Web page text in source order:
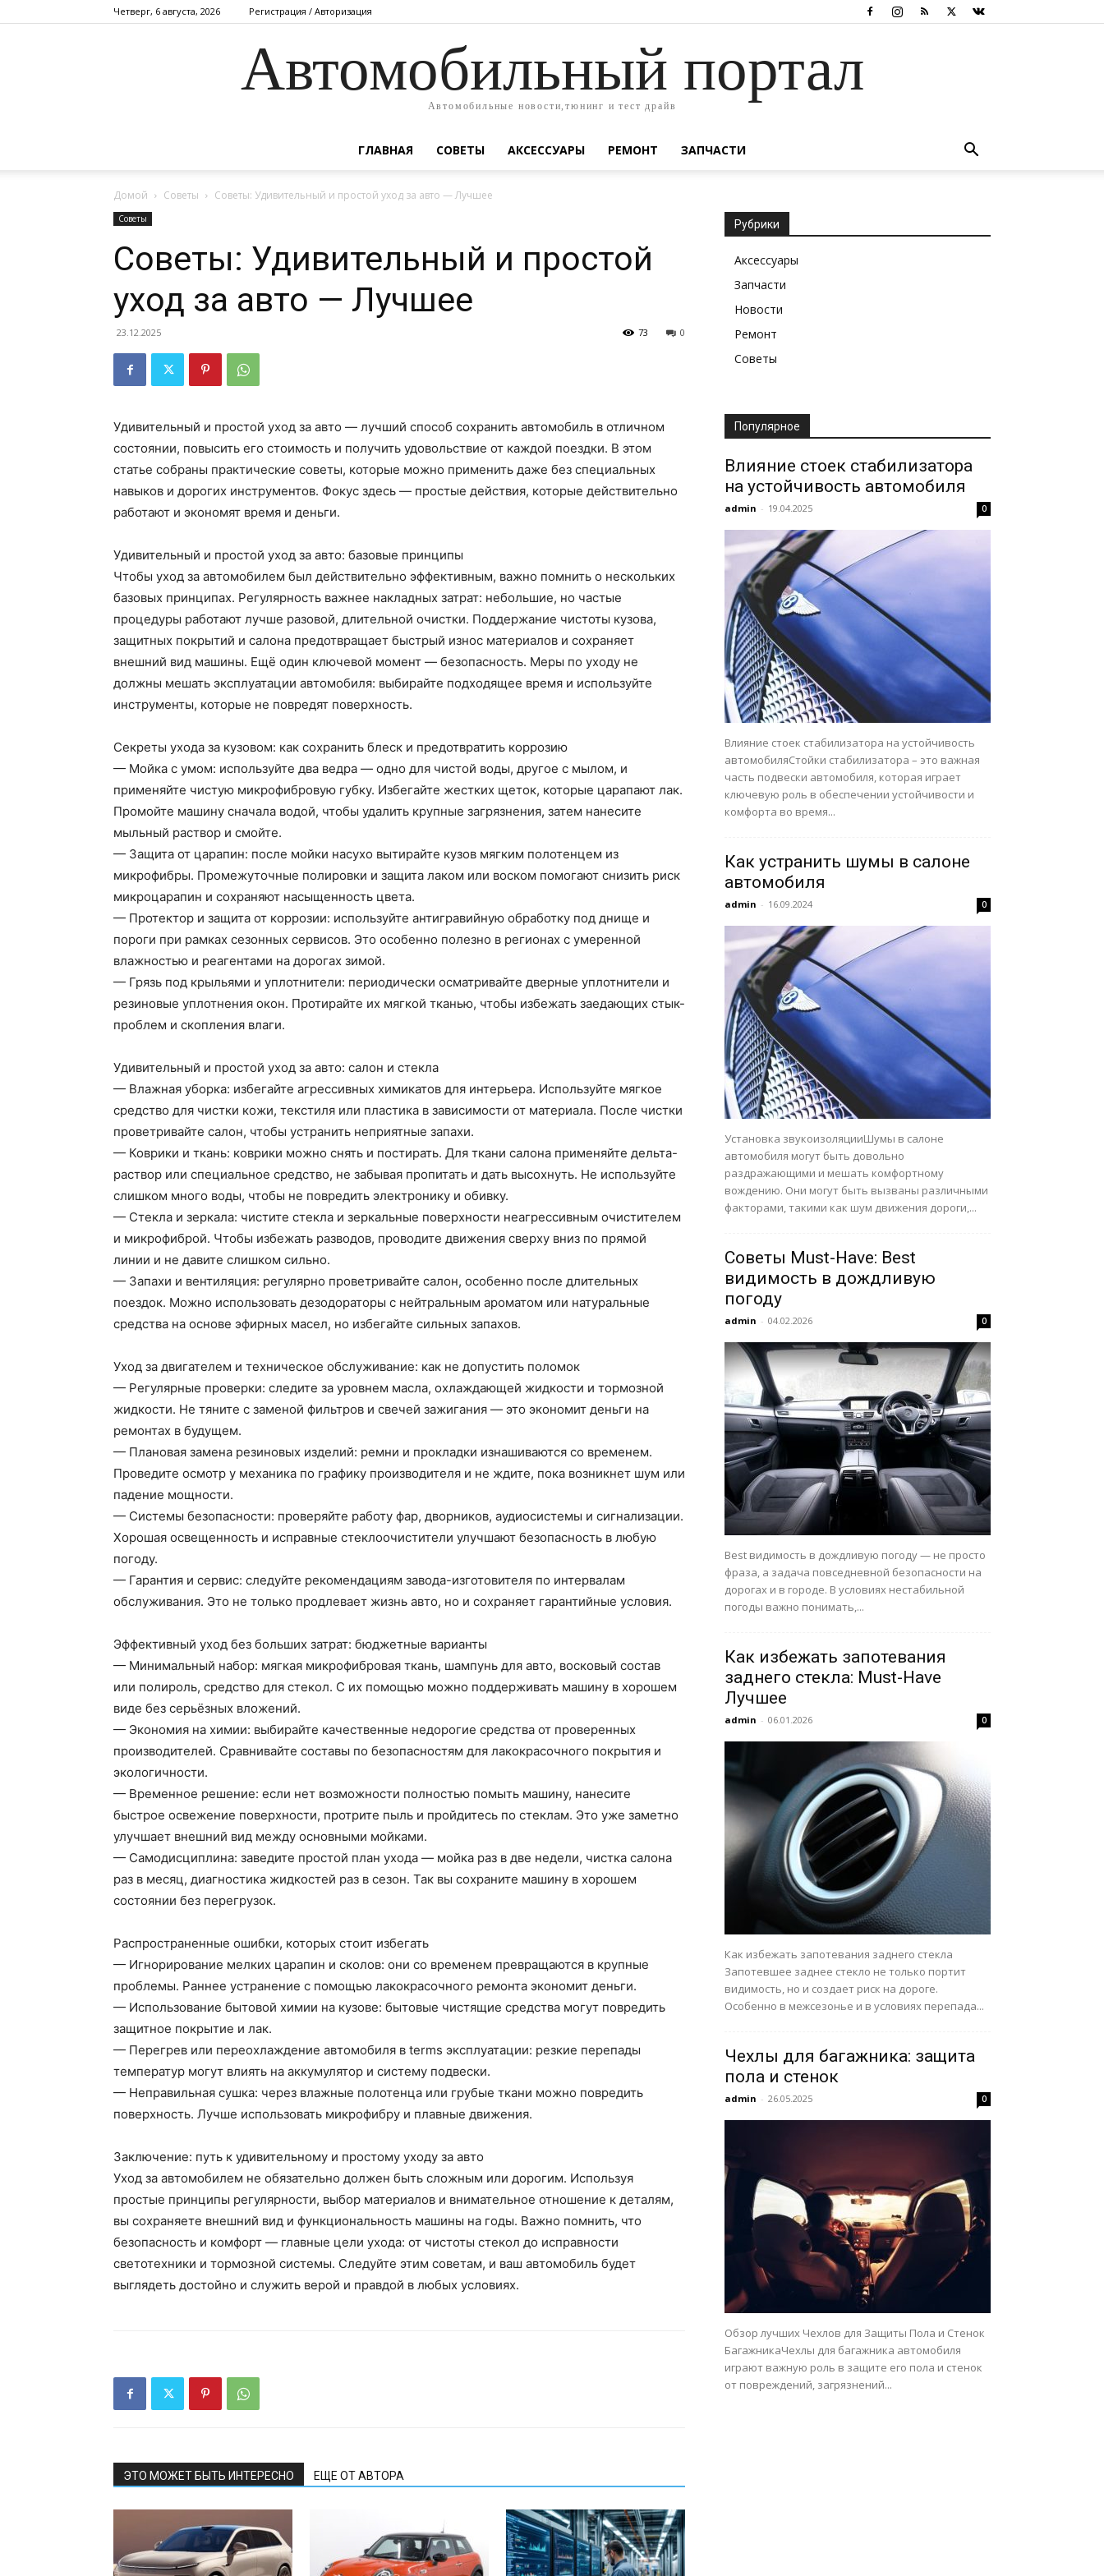
Четверг, 6 августа, 2026 Регистрация / Авторизация
Автомобильный портал
Автомобильные новости,тюнинг и тест драйв
ГЛАВНАЯ СОВЕТЫ АКСЕССУАРЫ РЕМОНТ ЗАПЧАСТИ
Домой Советы Советы: Удивительный и простой уход за авто — Лучшее
Советы
Советы: Удивительный и простой
уход за авто — Лучшее
23.12.2025 0
73
Удивительный и простой уход за авто — лучший способ сохранить автомобиль в отличном
состоянии, повысить его стоимость и получить удовольствие от каждой поездки. В этом
статье собраны практические советы, которые можно применить даже без специальных
навыков и дорогих инструментов. Фокус здесь — простые действия, которые действительно
работают и экономят время и деньги.
Удивительный и простой уход за авто: базовые принципы
Чтобы уход за автомобилем был действительно эффективным, важно помнить о нескольких
базовых принципах. Регулярность важнее накладных затрат: небольшие, но частые
процедуры работают лучше разовой, длительной очистки. Поддержание чистоты кузова,
защитных покрытий и салона предотвращает быстрый износ материалов и сохраняет
внешний вид машины. Ещё один ключевой момент — безопасность. Меры по уходу не
должны мешать эксплуатации автомобиля: выбирайте подходящее время и используйте
инструменты, которые не повредят поверхность.
Секреты ухода за кузовом: как сохранить блеск и предотвратить коррозию
— Мойка с умом: используйте два ведра — одно для чистой воды, другое с мылом, и
применяйте чистую микрофибровую губку. Избегайте жестких щеток, которые царапают лак.
Промойте машину сначала водой, чтобы удалить крупные загрязнения, затем нанесите
мыльный раствор и смойте.
— Защита от царапин: после мойки насухо вытирайте кузов мягким полотенцем из
микрофибры. Промежуточные полировки и защита лаком или воском помогают снизить риск
микроцарапин и сохраняют насыщенность цвета.
— Протектор и защита от коррозии: используйте антигравийную обработку под днище и
пороги при рамках сезонных сервисов. Это особенно полезно в регионах с умеренной
влажностью и реагентами на дорогах зимой.
— Грязь под крыльями и уплотнители: периодически осматривайте дверные уплотнители и
резиновые уплотнения окон. Протирайте их мягкой тканью, чтобы избежать заедающих стык-
проблем и скопления влаги.
Удивительный и простой уход за авто: салон и стекла
— Влажная уборка: избегайте агрессивных химикатов для интерьера. Используйте мягкое
средство для чистки кожи, текстиля или пластика в зависимости от материала. После чистки
проветривайте салон, чтобы устранить неприятные запахи.
— Коврики и ткань: коврики можно снять и постирать. Для ткани салона применяйте дельта-
раствор или специальное средство, не забывая пропитать и дать высохнуть. Не используйте
слишком много воды, чтобы не повредить электронику и обивку.
— Стекла и зеркала: чистите стекла и зеркальные поверхности неагрессивным очистителем
и микрофиброй. Чтобы избежать разводов, проводите движения сверху вниз по прямой
линии и не давите слишком сильно.
— Запахи и вентиляция: регулярно проветривайте салон, особенно после длительных
поездок. Можно использовать дезодораторы с нейтральным ароматом или натуральные
средства на основе эфирных масел, но избегайте сильных запахов.
Уход за двигателем и техническое обслуживание: как не допустить поломок
— Регулярные проверки: следите за уровнем масла, охлаждающей жидкости и тормозной
жидкости. Не тяните с заменой фильтров и свечей зажигания — это экономит деньги на
ремонтах в будущем.
— Плановая замена резиновых изделий: ремни и прокладки изнашиваются со временем.
Проведите осмотр у механика по графику производителя и не ждите, пока возникнет шум или
падение мощности.
— Системы безопасности: проверяйте работу фар, дворников, аудиосистемы и сигнализации.
Хорошая освещенность и исправные стеклоочистители улучшают безопасность в любую
погоду.
— Гарантия и сервис: следуйте рекомендациям завода-изготовителя по интервалам
обслуживания. Это не только продлевает жизнь авто, но и сохраняет гарантийные условия.
Эффективный уход без больших затрат: бюджетные варианты
— Минимальный набор: мягкая микрофибровая ткань, шампунь для авто, восковый состав
или полироль, средство для стекол. С их помощью можно поддерживать машину в хорошем
виде без серьёзных вложений.
— Экономия на химии: выбирайте качественные недорогие средства от проверенных
производителей. Сравнивайте составы по безопасностям для лакокрасочного покрытия и
экологичности.
— Временное решение: если нет возможности полностью помыть машину, нанесите
быстрое освежение поверхности, протрите пыль и пройдитесь по стеклам. Это уже заметно
улучшает внешний вид между основными мойками.
— Самодисциплина: заведите простой план ухода — мойка раз в две недели, чистка салона
раз в месяц, диагностика жидкостей раз в сезон. Так вы сохраните машину в хорошем
состоянии без перегрузок.
Распространенные ошибки, которых стоит избегать
— Игнорирование мелких царапин и сколов: они со временем превращаются в крупные
проблемы. Раннее устранение с помощью лакокрасочного ремонта экономит деньги.
— Использование бытовой химии на кузове: бытовые чистящие средства могут повредить
защитное покрытие и лак.
— Перегрев или переохлаждение автомобиля в terms эксплуатации: резкие перепады
температур могут влиять на аккумулятор и систему подвески.
— Неправильная сушка: через влажные полотенца или грубые ткани можно повредить
поверхность. Лучше использовать микрофибру и плавные движения.
Заключение: путь к удивительному и простому уходу за авто
Уход за автомобилем не обязательно должен быть сложным или дорогим. Используя
простые принципы регулярности, выбор материалов и внимательное отношение к деталям,
вы сохраняете внешний вид и функциональность машины на годы. Важно помнить, что
безопасность и комфорт — главные цели ухода: от чистоты стекол до исправности
светотехники и тормозной системы. Следуйте этим советам, и ваш автомобиль будет
выглядеть достойно и служить верой и правдой в любых условиях.
ЭТО МОЖЕТ БЫТЬ ИНТЕРЕСНО ЕЩЕ ОТ АВТОРА
Рубрики
Аксессуары
Запчасти
Новости
Ремонт
Советы
Популярное
Влияние стоек стабилизатора
на устойчивость автомобиля
admin - 19.04.2025 0
Влияние стоек стабилизатора на устойчивость
автомобиляСтойки стабилизатора – это важная
часть подвески автомобиля, которая играет
ключевую роль в обеспечении устойчивости и
комфорта во время...
Как устранить шумы в салоне
автомобиля
admin - 16.09.2024 0
Установка звукоизоляцииШумы в салоне
автомобиля могут быть довольно
раздражающими и мешать комфортному
вождению. Они могут быть вызваны различными
факторами, такими как шум движения дороги,...
Советы Must-Have: Best
видимость в дождливую
погоду
admin - 04.02.2026 0
Best видимость в дождливую погоду — не просто
фраза, а задача повседневной безопасности на
дорогах и в городе. В условиях нестабильной
погоды важно понимать,...
Как избежать запотевания
заднего стекла: Must-Have
Лучшее
admin - 06.01.2026 0
Как избежать запотевания заднего стекла
Запотевшее заднее стекло не только портит
видимость, но и создает риск на дороге.
Особенно в межсезонье и в условиях перепада...
Чехлы для багажника: защита
пола и стенок
admin - 26.05.2025 0
Обзор лучших Чехлов для Защиты Пола и Стенок
БагажникаЧехлы для багажника автомобиля
играют важную роль в защите его пола и стенок
от повреждений, загрязнений...